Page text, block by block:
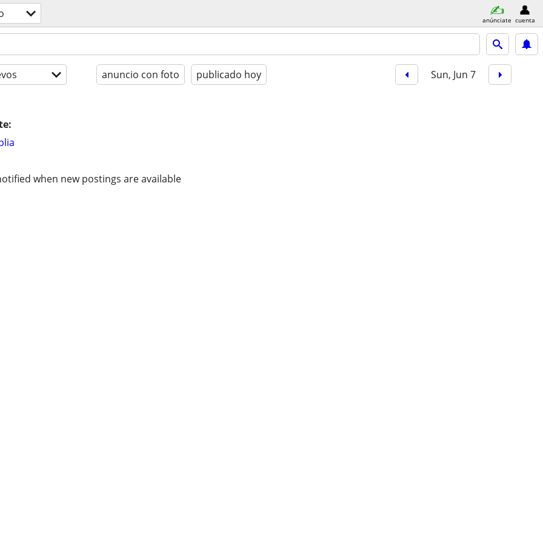
anúnciate cuenta
anuncio con foto publicado hoy Sun, Jun 7
when new postings are available